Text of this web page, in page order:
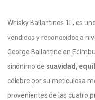
Whisky Ballantines 1L, es
vendidos y reconocidos a
George Ballantine en
sinónimo de suavidad,
célebre por su meticulosa
provenientes de las cuatro